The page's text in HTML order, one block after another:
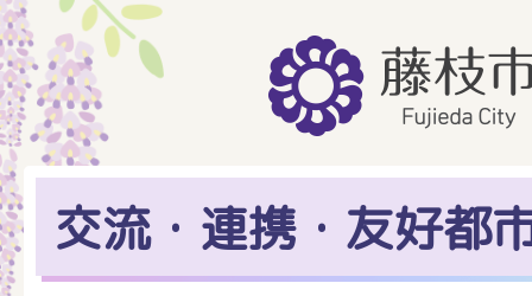
交流・連携・友好都